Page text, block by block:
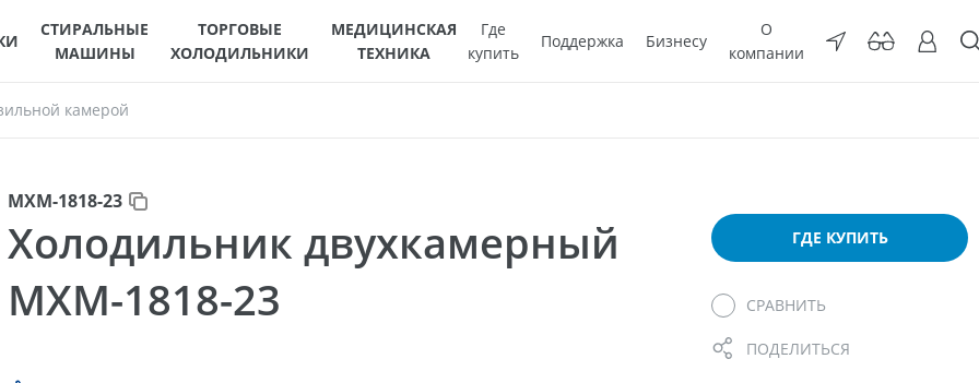
СТИРАЛЬНЫЕ
МАШИНЫ
ТОРГОВЫЕ
ХОЛОДИЛЬНИКИ
МЕДИЦИНСКАЯ
ТЕХНИКА
Где
купить
Поддержка Бизнесу
О
компании
камерой
МХМ-1818-23
Холодильник двухкамерный
МХМ-1818-23
ГДЕ КУПИТЬ
СРАВНИТЬ
ПОДЕЛИТЬСЯ